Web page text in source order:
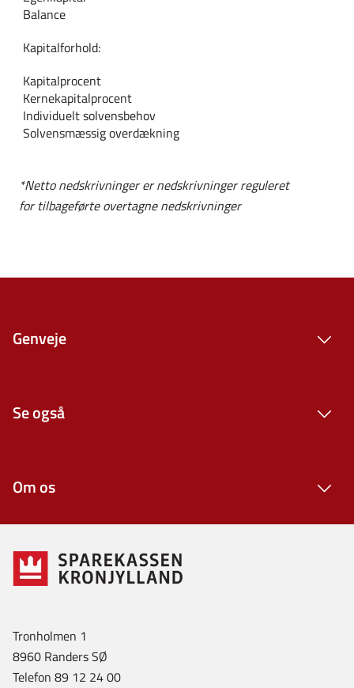
Balance
Kapitalforhold:
Kapitalprocent
Kernekapitalprocent
Individuelt solvensbehov
Solvensmæssig overdækning
*Netto nedskrivninger er nedskrivninger reguleret
for tilbageførte overtagne nedskrivninger
Genveje
Se også
Om os
Tronholmen 1
8960 Randers SØ
Telefon 89 12 24 00